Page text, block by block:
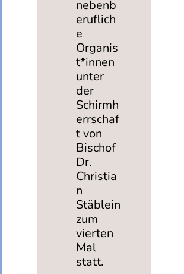
nebenb
eruflich
e
Organis
t*innen
unter
der
Schirmh
errschaf
t von
Bischof
Dr.
Christia
n
Stäblein
zum
vierten
Mal
statt.